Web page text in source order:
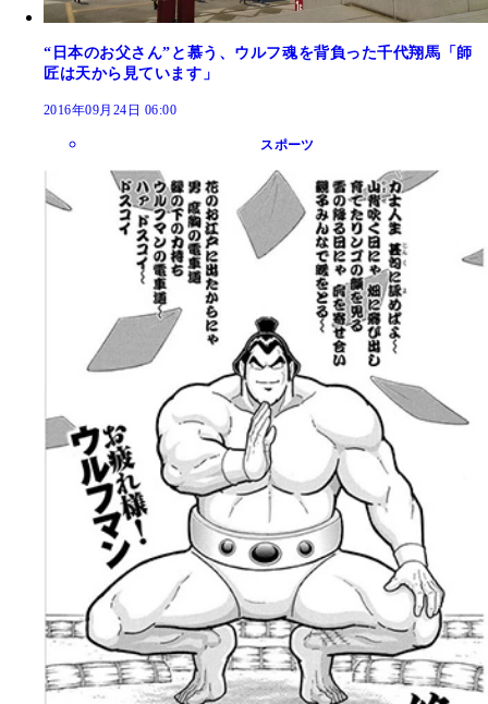
“日本のお父さん”と慕う、ウルフ魂を背負った千代翔馬「師
匠は天から見ています」
2016年09月24日 06:00
スポーツ